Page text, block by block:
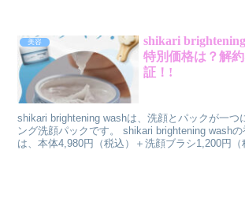
美容
shikari
特別価格は？解
証！!
shikari brightening washは、洗顔とパックが一つ
ング洗顔パックです。 shikari brightening wash
は、本体4,980円（税込）＋洗顔ブラシ1,200円